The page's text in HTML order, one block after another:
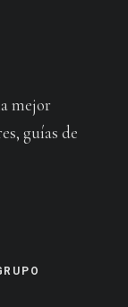
mejor
guías de